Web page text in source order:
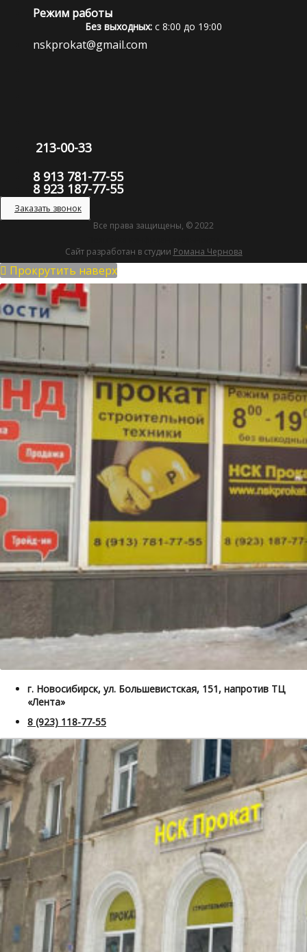
Режим работы
Без выходных: с 8:00 до 19:00
nskprokat@gmail.com
213-00-33
8 913 781-77-55
8 923 187-77-55
Заказать звонок
Все права защищены, © 2022
Сайт разработан в студии Романа Чернова
Прокрутить наверх
г. Новосибирск, ул. Большевистская, 151, напротив ТЦ
«Лента»
8 (923) 118-77-55